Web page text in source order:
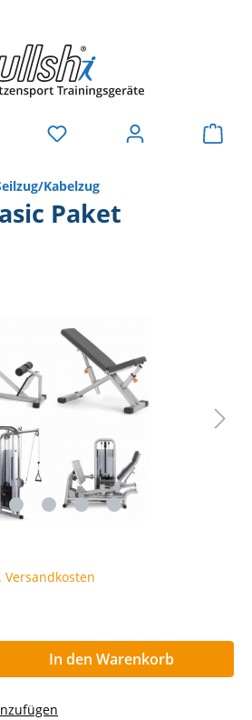
Kabelzug
Paket
Versandkosten
In den Warenkorb